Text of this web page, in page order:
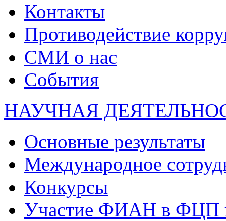
Контакты
Противодействие
СМИ о нас
События
НАУЧНАЯ
Основные результаты
Международное
Конкурсы
Участие ФИАН в ФЦП